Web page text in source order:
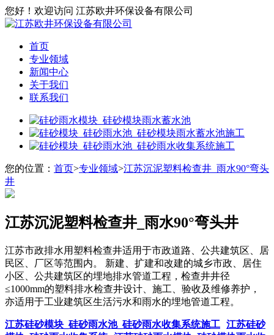
您好！欢迎访问 江苏欧井环保设备有限公司
首页
专业领域
新闻中心
关于我们
联系我们
您的位置： 首页>专业领域>江苏沉泥塑料检查井_雨水90°弯头
井
江苏沉泥塑料检查井_雨水90°弯头井
江苏市政排水用塑料检查井适用于市政道路、公共建筑区、居
民区、厂区等范围内。 新建、扩建和改建的城乡市政、居住
小区、公共建筑区的埋地排水管道工程，检查井井径
≤1000mm的塑料排水检查井设计、施工、验收及维修养护，
亦适用于工业建筑区生活污水和雨水的埋地管道工程。
江苏硅砂模块_硅砂雨水池_硅砂雨水收集系统施工 江苏硅砂